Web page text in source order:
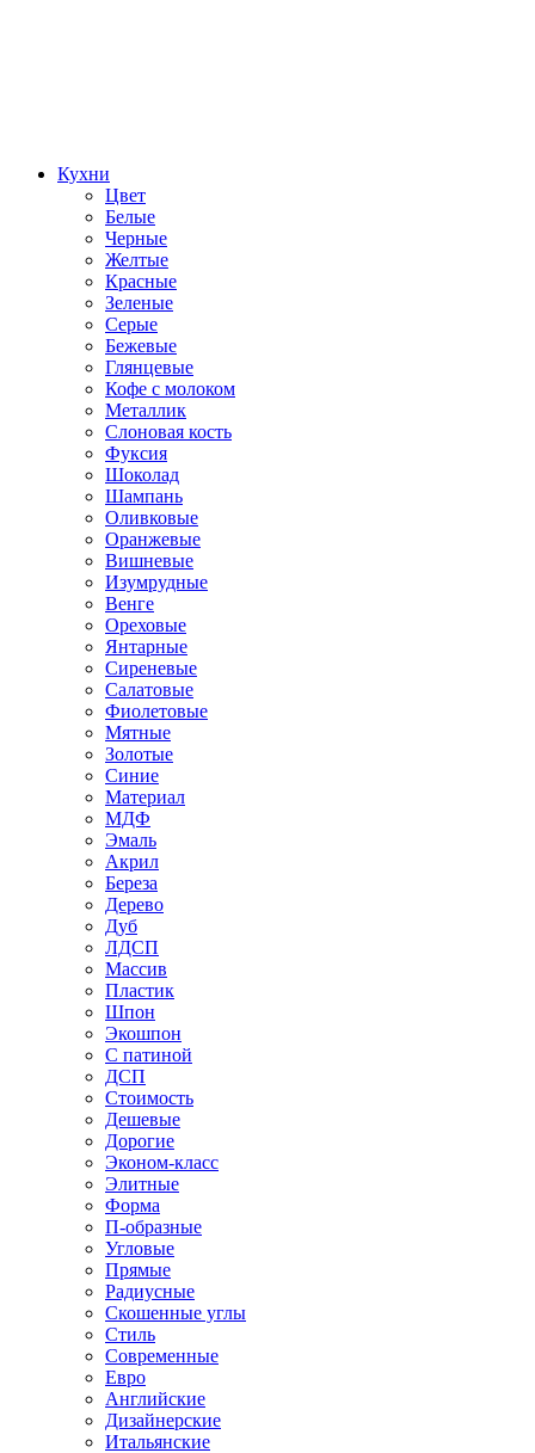
Кухни
Цвет
Белые
Черные
Желтые
Красные
Зеленые
Серые
Бежевые
Глянцевые
Кофе с молоком
Металлик
Слоновая кость
Фуксия
Шоколад
Шампань
Оливковые
Оранжевые
Вишневые
Изумрудные
Венге
Ореховые
Янтарные
Сиреневые
Салатовые
Фиолетовые
Мятные
Золотые
Синие
Материал
МДФ
Эмаль
Акрил
Береза
Дерево
Дуб
ЛДСП
Массив
Пластик
Шпон
Экошпон
С патиной
ДСП
Стоимость
Дешевые
Дорогие
Эконом-класс
Элитные
Форма
П-образные
Угловые
Прямые
Радиусные
Скошенные углы
Стиль
Современные
Евро
Английские
Дизайнерские
Итальянские